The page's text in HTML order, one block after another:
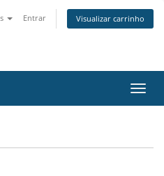
Entrar Visualizar carrinho